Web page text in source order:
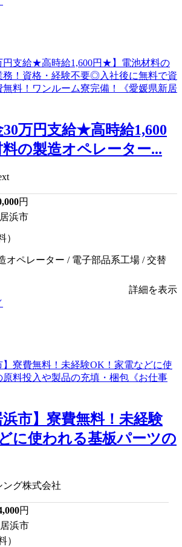
30万円支給★高時給1,600
の製造オペレーター...
円
浜市
）
オペレーター / 電子部品系工場 / 交替
詳細を表示
浜市】寮費無料！未経験
に使われる基板パーツの
ング株式会社
円
浜市
）